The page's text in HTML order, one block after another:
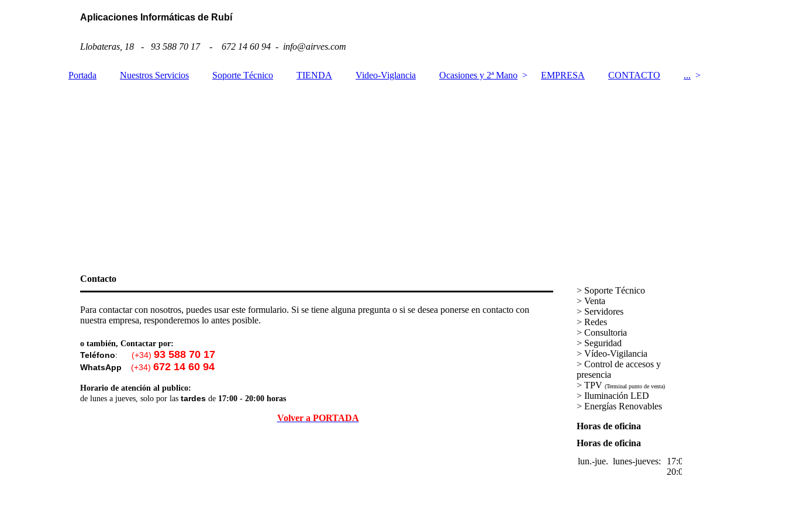
Aplicaciones Informáticas de Rubí
Llobateras, 18 - 93 588 70 17 - 672 14 60 94 - info@airves.com
Portada Nuestros Servicios Soporte Técnico TIENDA Video-Viglancia Ocasiones y 2ª Mano EMPRESA CONTACTO ...
Contacto
Para contactar con nosotros, puedes usar este formulario. Si se tiene alguna pregunta o si se desea ponerse en contacto con
nuestra empresa, responderemos lo antes posible.
o también, Contactar por:
Teléfono: (+34) 93 588 70 17
WhatsApp (+34) 672 14 60 94
Horario de atención al publico:
de lunes a jueves, solo por las tardes de 17:00 - 20:00 horas
Volver a PORTADA
> Soporte Técnico
> Venta
> Servidores
> Redes
> Consultoria
> Seguridad
> Vídeo-Vigilancia
> Control de accesos y
presencia
> TPV (Terminal punto de venta)
> Iluminación LED
> Energías Renovables
Horas de oficina
Horas de oficina
lun.-jue. lunes-jueves:
17:00-
20:00